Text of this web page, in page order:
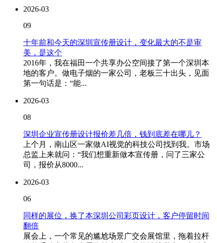
2026-03
09
十年前和今天的深圳宣传册设计，变化最大的不是审
美，是这个
2016年，我在福田一个共享办公空间接了第一个深圳本
地的客户。做电子烟的一家公司，老板三十出头，见面
第一句话是：“能...
2026-03
08
深圳企业宣传册设计报价差几倍，钱到底差在哪儿？
上个月，南山区一家做AI视觉的科技公司找到我。市场
总监上来就问：“我们想重新做本宣传册，问了三家公
司，报价从8000...
2026-03
06
同样的展位，换了本深圳公司彩页设计，客户停留时间
翻倍
展会上，一个常见的尴尬场景广交会展馆里，拖着拉杆